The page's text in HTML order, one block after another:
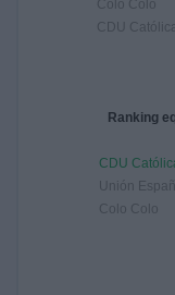
Colo Colo
CDU Católica
Ranking
CDU
Colo Colo